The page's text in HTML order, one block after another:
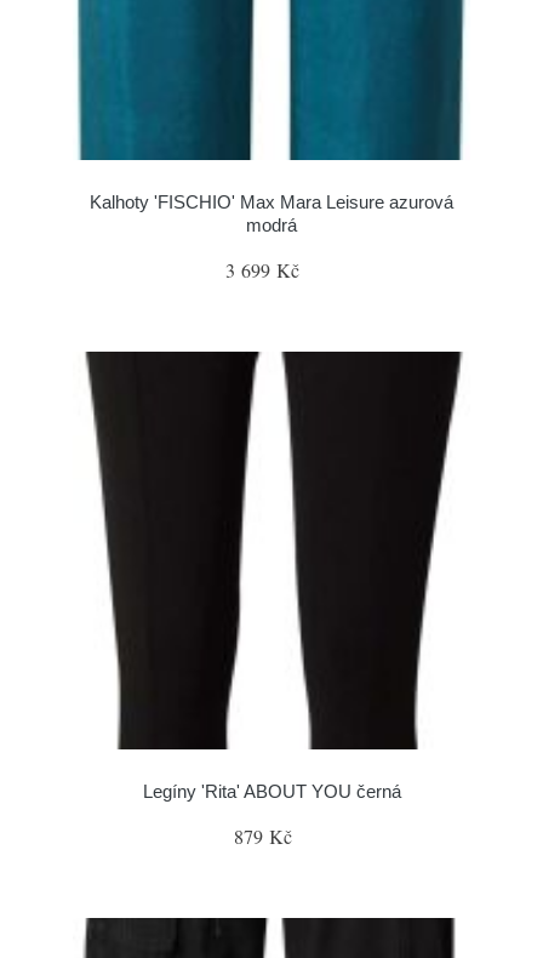
Kalhoty 'FISCHIO' Max Mara Leisure azurová
modrá
3 699 Kč
Legíny 'Rita' ABOUT YOU černá
879 Kč